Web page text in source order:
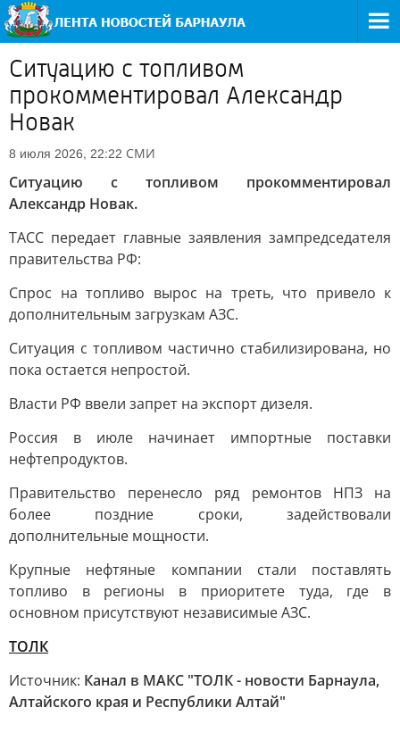
Ситуацию с топливом
прокомментировал Александр
Новак
8 июля 2026, 22:22 СМИ
Ситуацию с топливом прокомментировал
Александр Новак.
ТАСС передает главные заявления зампредседателя
правительства РФ:
Спрос на топливо вырос на треть, что привело к
дополнительным загрузкам АЗС.
Ситуация с топливом частично стабилизирована, но
пока остается непростой.
Власти РФ ввели запрет на экспорт дизеля.
Россия в июле начинает импортные поставки
нефтепродуктов.
Правительство перенесло ряд ремонтов НПЗ на
более поздние сроки, задействовали
дополнительные мощности.
Крупные нефтяные компании стали поставлять
топливо в регионы в приоритете туда, где в
основном присутствуют независимые АЗС.
ТОЛК
Источник: Канал в МАКС "ТОЛК - новости Барнаула,
Алтайского края и Республики Алтай"